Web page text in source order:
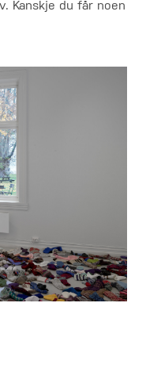
Kanskje du får noen